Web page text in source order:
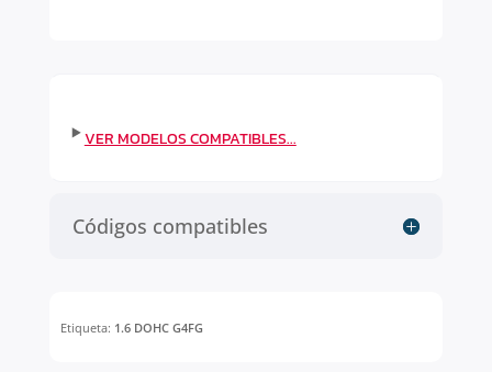
Códigos compatibles
Etiqueta: 1.6 DOHC G4FG